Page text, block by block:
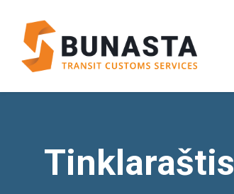
Tinklaraštis